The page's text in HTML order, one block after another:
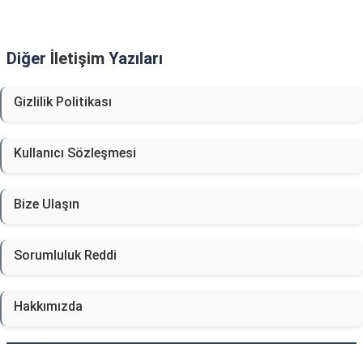
Diğer İletişim Yazıları
Gizlilik Politikası
Kullanıcı Sözleşmesi
Bize Ulaşın
Sorumluluk Reddi
Hakkımızda